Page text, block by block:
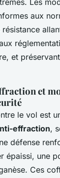
Les
aux
et
et
le vol est
effraction,
défense
épaissi, une
Ces